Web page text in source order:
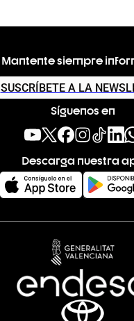
Mantente siempre
SUSCRÍBETE A LA
Síguenos en
Descarga nuestra